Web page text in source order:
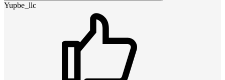
Yupbe_llc